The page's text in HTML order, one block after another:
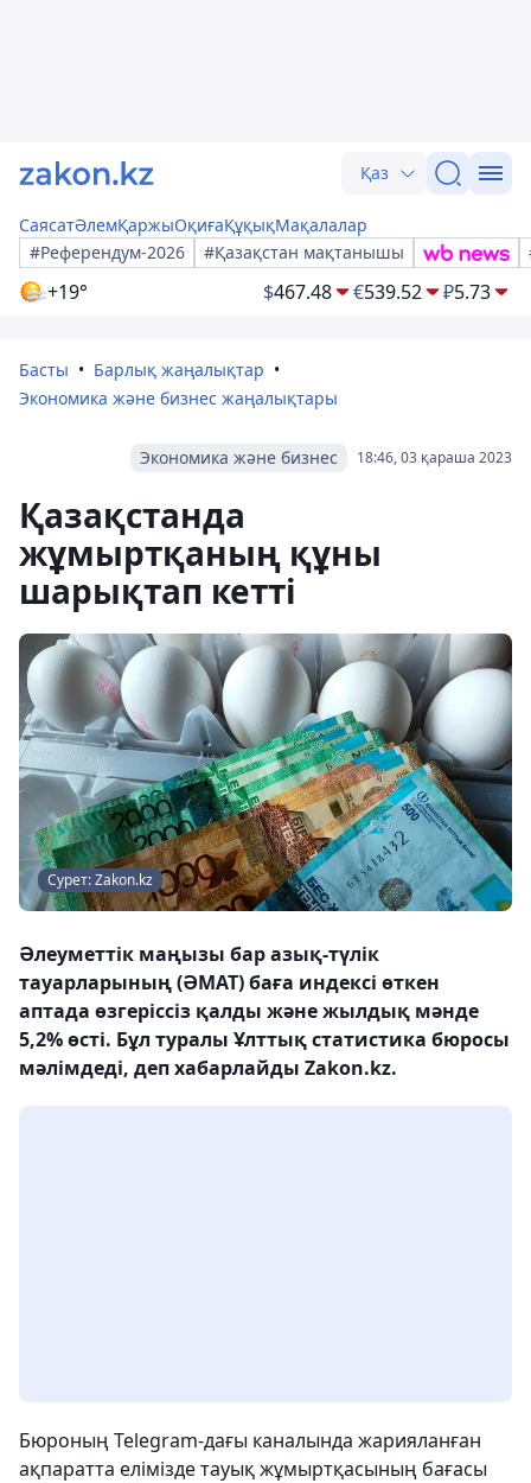
Қаз
СаясатӘлемҚаржыОқиғаҚұқықМақалалар
#Референдум-2026
#Қазақстан мақтанышы
+19° $467.48 €539.52 ₽5.73
Басты
Барлық жаңалықтар
Экономика және бизнес жаңалықтары
18:46, 03 қараша 2023
Экономика және бизнес
Қазақстанда
жұмыртқаның құны
шарықтап кетті
Сурет: Zakon.kz
Әлеуметтік маңызы бар азық-түлік
тауарларының (ӘМАТ) баға индексі өткен
аптада өзгеріссіз қалды және жылдық мәнде
5,2% өсті. Бұл туралы Ұлттық статистика бюросы
мәлімдеді, деп хабарлайды Zakon.kz.
Бюроның Telegram-дағы каналында жарияланған
ақпаратта елімізде тауық жұмыртқасының бағасы